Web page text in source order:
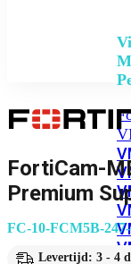
FortiCam-
Premium
FC-10-FCM5B-
Levertijd: 3 - 4